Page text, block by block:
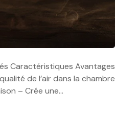
Caractéristiques Avantages
de l’air dans la chambre
– Crée une…